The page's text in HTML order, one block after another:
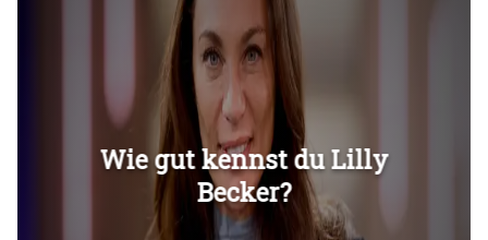
Überspringen